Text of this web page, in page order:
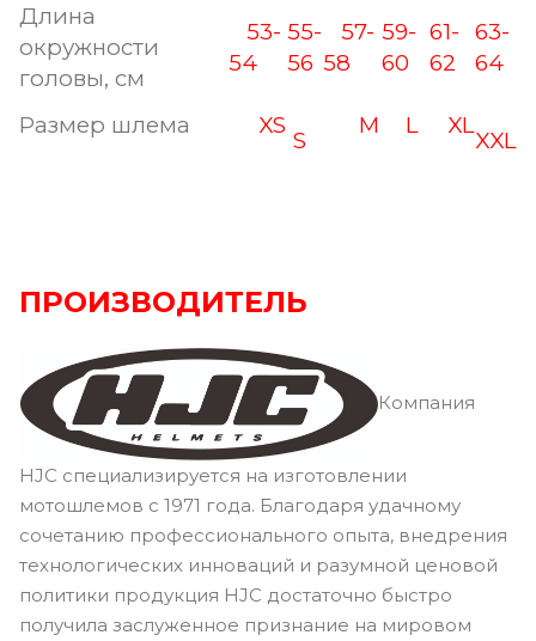
Длина
окружности
головы, см
53-
54
55-
56
57-
58
59-
60
61-
62
63-
64
Размер шлема XS
S
M L XL
XXL
ПРОИЗВОДИТЕЛЬ
Компания
HJC специализируется на изготовлении
мотошлемов с 1971 года. Благодаря удачному
сочетанию профессионального опыта, внедрения
технологических инноваций и разумной ценовой
политики продукция HJC достаточно быстро
получила заслуженное признание на мировом